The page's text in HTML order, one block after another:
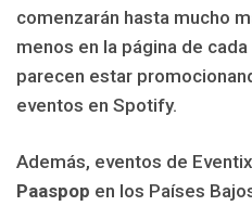
comenzarán hasta mucho
menos en la página de
parecen estar
eventos en Spotify.
Además, eventos de
Paaspop en los Países